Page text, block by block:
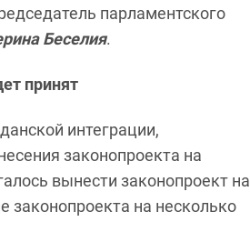
парламентского
Беселия.
принят
интеграции,
законопроекта на
вынести законопроект на
законопроекта на несколько